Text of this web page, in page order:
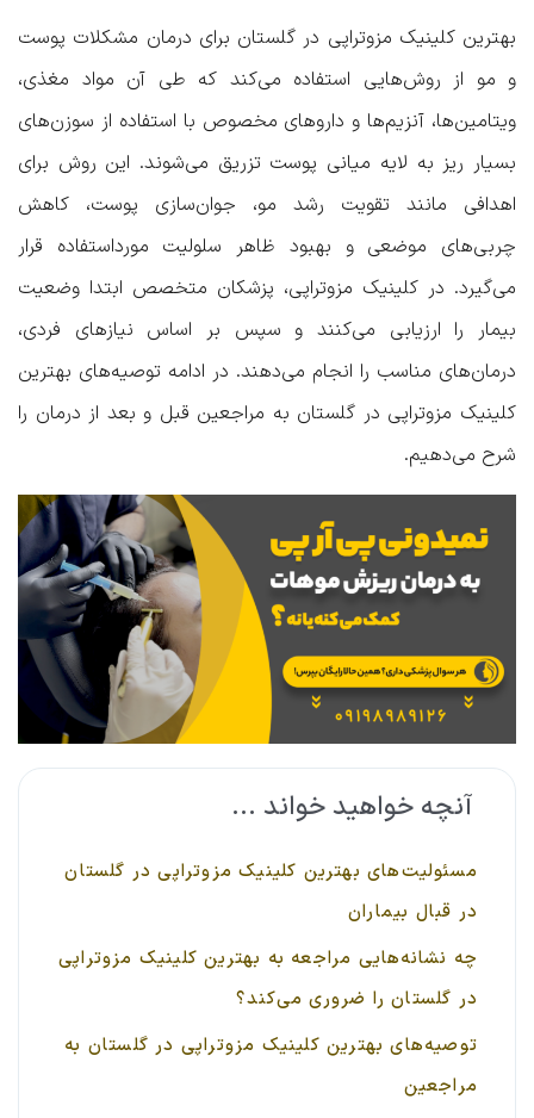
بهترین کلینیک مزوتراپی در گلستان برای درمان مشکلات پوست
و مو از روش‌هایی استفاده می‌کند که طی آن مواد مغذی،
ویتامین‌ها، آنزیم‌ها و داروهای مخصوص با استفاده از سوزن‌های
بسیار ریز به لایه میانی پوست تزریق می‌شوند. این روش برای
اهدافی مانند تقویت رشد مو، جوان‌سازی پوست، کاهش
چربی‌های موضعی و بهبود ظاهر سلولیت مورداستفاده قرار
می‌گیرد. در کلینیک مزوتراپی، پزشکان متخصص ابتدا وضعیت
بیمار را ارزیابی می‌کنند و سپس بر اساس نیازهای فردی،
درمان‌های مناسب را انجام می‌دهند. در ادامه توصیه‌های بهترین
کلینیک مزوتراپی در گلستان به مراجعین قبل و بعد از درمان را
شرح می‌دهیم.
آنچه خواهید خواند ...
مسئولیت‌های بهترین کلینیک مزوتراپی در گلستان
در قبال بیماران
چه نشانه‌هایی مراجعه به بهترین کلینیک مزوتراپی
در گلستان را ضروری می‌کند؟
توصیه‌های بهترین کلینیک مزوتراپی در گلستان به
مراجعین